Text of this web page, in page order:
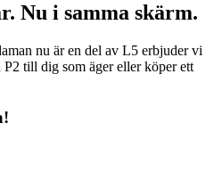
Nu i samma skärm.
nu är en del av L5 erbjuder vi
P2 till dig som äger eller köper ett